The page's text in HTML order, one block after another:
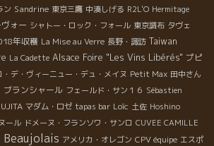
ン Sandrine 東京三鷹 中湊しげる R2L'O Hermitage
ォー シャトー・ロック・フォール 東京調布 タヴェ
年収穫 La Mise au Verre 長野・諏訪 Taiwan
La Cadette Alsace Foire "Les Vins Libérés" プピ
・デ・ヴィーニュー・デュ・メイヌ Petit Max 田中さん
ブランシャール フェールド・サン１６ Sébastien
マダム・ロゼ tapas bar Loïc 土佐 Hoshino
ール ドメーヌ・フランソワ・サンロ CUVEE CAMILLE
Beaujolais アメリカ・オレゴン CPV équipe エスポ